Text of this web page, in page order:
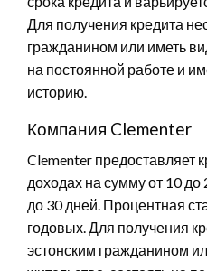
Для получения кредита
гражданином или иметь
на постоянной работе и
историю.
Компания Clementer
Clementer предоставляет
доходах на сумму от 10
до 30 дней. Процентная
годовых. Для получения
эстонским гражданином